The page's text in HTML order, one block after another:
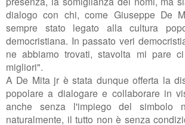
dialogo con chi, come Giuseppe De
sempre stato legato allacultura
democristiana. In passato veri
ne abbiamo trovati, stavolta mi pare
migliori".
A De Mita jr è stata dunque offerta la
popolare a dialogare e collaborare in
anche senza l'impiego del simbolo
naturalmente, il tutto non è senza